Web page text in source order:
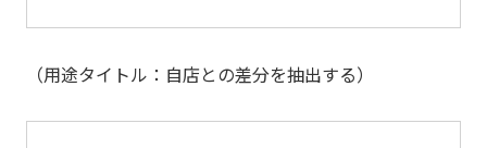
（用途タイトル：自店との差分を抽出する）